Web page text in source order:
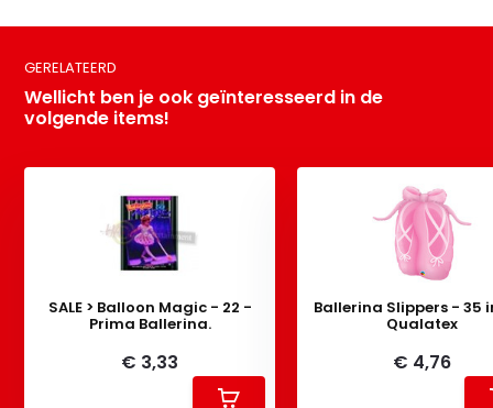
GERELATEERD
Wellicht ben je ook geïnteresseerd in de
volgende items!
SALE > Balloon Magic - 22 -
Prima Ballerina.
€ 3,33
Ballerina Slippers - 35
Qualatex
€ 4,76